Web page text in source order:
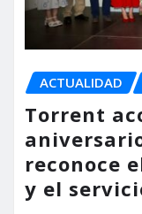
ACTUALIDAD
Torrent
reconoce
y el